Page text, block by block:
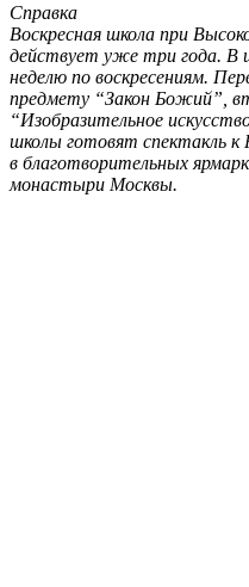
Справка
Воскресная школа при
действует уже три года. В
неделю по воскресениям.
предмету “Закон Божий”,
“Изобразительное
школы готовят спектакль
в благотворительных
монастыри Москвы.